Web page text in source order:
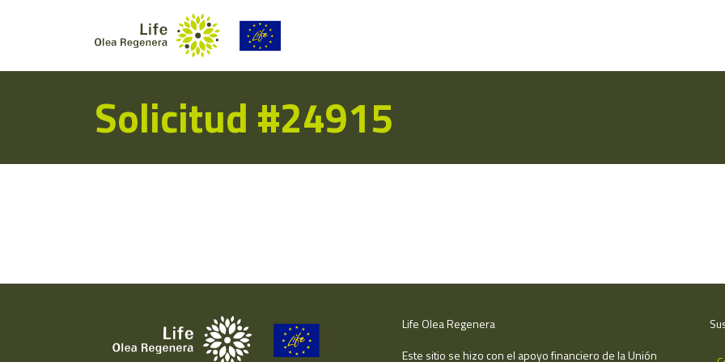
Solicitud #24915
Life Olea Regenera
Este sitio se hizo con el apoyo financiero de la Unión